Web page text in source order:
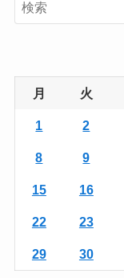
e
r
月 火
1 2
8 9
15 16
22 23
29 30